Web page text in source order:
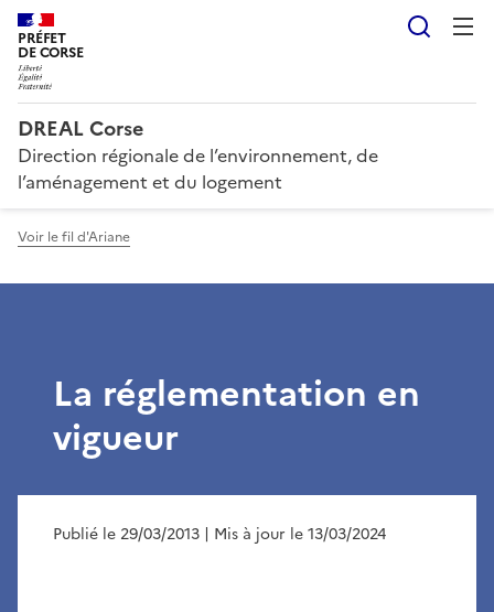
PRÉFET
DE CORSE
DREAL Corse
Direction régionale de l’environnement, de
l’aménagement et du logement
Voir le fil d'Ariane
La réglementation en
vigueur
Publié le 29/03/2013 | Mis à jour le 13/03/2024